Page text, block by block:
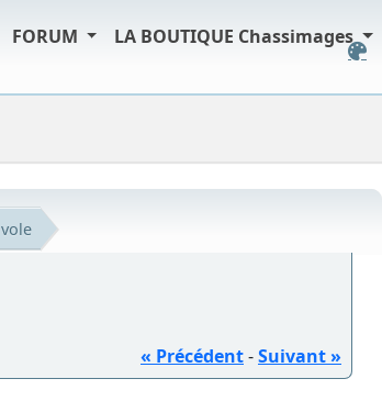
FORUM LA BOUTIQUE Chassimages
« Précédent-Suivant »